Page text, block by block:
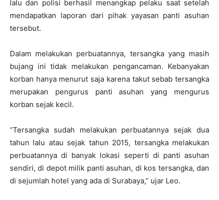
lalu dan polisi berhasil menangkap pelaku saat setelah
mendapatkan laporan dari pihak yayasan panti asuhan
tersebut.
Dalam melakukan perbuatannya, tersangka yang masih
bujang ini tidak melakukan pengancaman. Kebanyakan
korban hanya menurut saja karena takut sebab tersangka
merupakan pengurus panti asuhan yang mengurus
korban sejak kecil.
“Tersangka sudah melakukan perbuatannya sejak dua
tahun lalu atau sejak tahun 2015, tersangka melakukan
perbuatannya di banyak lokasi seperti di panti asuhan
sendiri, di depot milik panti asuhan, di kos tersangka, dan
di sejumlah hotel yang ada di Surabaya,” ujar Leo.